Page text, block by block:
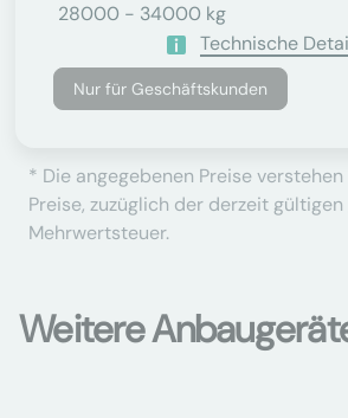
28000 - 34000 kg
Technische
Nur für Geschäftskunden
* Die angegebenen Preise
Preise, zuzüglich der derzeit
Mehrwertsteuer.
Weitere